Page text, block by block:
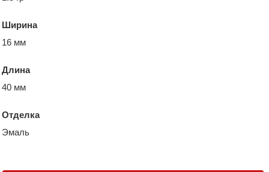
Ширина
16 мм
Длина
40 мм
Отделка
Эмаль